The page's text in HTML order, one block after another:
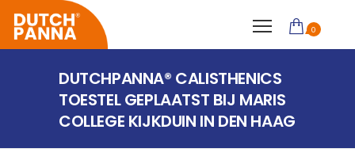
0
DUTCHPANNA® CALISTHENICS
TOESTEL GEPLAATST BIJ MARIS
COLLEGE KIJKDUIN IN DEN HAAG